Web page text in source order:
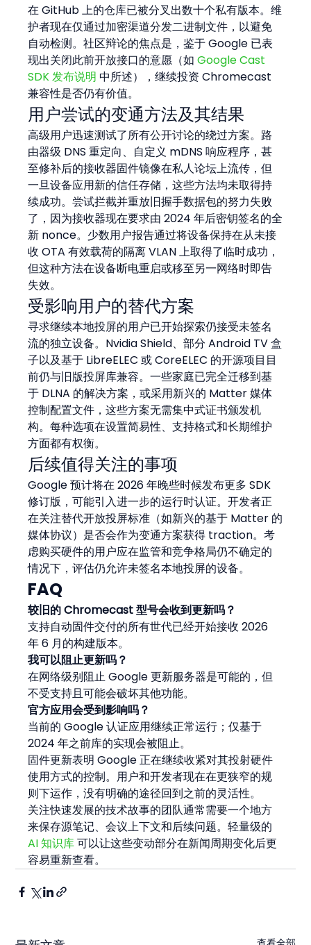
在 GitHub 上的仓库已被分叉出数十个私有版本。维
护者现在仅通过加密渠道分发二进制文件，以避免
自动检测。社区辩论的焦点是，鉴于 Google 已表
现出关闭此前开放接口的意愿（如 Google Cast
SDK 发布说明 中所述），继续投资 Chromecast
兼容性是否仍有价值。
用户尝试的变通方法及其结果
高级用户迅速测试了所有公开讨论的绕过方案。路
由器级 DNS 重定向、自定义 mDNS 响应程序，甚
至修补后的接收器固件镜像在私人论坛上流传，但
一旦设备应用新的信任存储，这些方法均未取得持
续成功。尝试拦截并重放旧握手数据包的努力失败
了，因为接收器现在要求由 2024 年后密钥签名的全
新 nonce。少数用户报告通过将设备保持在从未接
收 OTA 有效载荷的隔离 VLAN 上取得了临时成功，
但这种方法在设备断电重启或移至另一网络时即告
失效。
受影响用户的替代方案
寻求继续本地投屏的用户已开始探索仍接受未签名
流的独立设备。Nvidia Shield、部分 Android TV 盒
子以及基于 LibreELEC 或 CoreELEC 的开源项目目
前仍与旧版投屏库兼容。一些家庭已完全迁移到基
于 DLNA 的解决方案，或采用新兴的 Matter 媒体
控制配置文件，这些方案无需集中式证书颁发机
构。每种选项在设置简易性、支持格式和长期维护
方面都有权衡。
后续值得关注的事项
Google 预计将在 2026 年晚些时候发布更多 SDK
修订版，可能引入进一步的运行时认证。开发者正
在关注替代开放投屏标准（如新兴的基于 Matter 的
媒体协议）是否会作为变通方案获得 traction。考
虑购买硬件的用户应在监管和竞争格局仍不确定的
情况下，评估仍允许未签名本地投屏的设备。
FAQ
较旧的 Chromecast 型号会收到更新吗？
支持自动固件交付的所有世代已经开始接收 2026
年 6 月的构建版本。
我可以阻止更新吗？
在网络级别阻止 Google 更新服务器是可能的，但
不受支持且可能会破坏其他功能。
官方应用会受到影响吗？
当前的 Google 认证应用继续正常运行；仅基于
2024 年之前库的实现会被阻止。
固件更新表明 Google 正在继续收紧对其投射硬件
使用方式的控制。用户和开发者现在在更狭窄的规
则下运作，没有明确的途径回到之前的灵活性。
关注快速发展的技术故事的团队通常需要一个地方
来保存源笔记、会议上下文和后续问题。轻量级的
AI 知识库 可以让这些变动部分在新闻周期变化后更
容易重新查看。